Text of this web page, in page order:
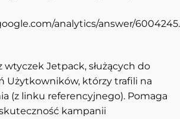
analytics/answer/6004245.
wtyczek Jetpack, służących do
Użytkowników, którzy trafili na
(z linku referencyjnego). Pomaga
kampanii